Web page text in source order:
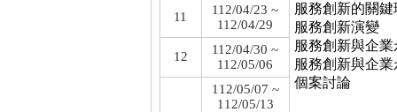
服務創新的關
服務創新演變
服務創新與企
服務創新與企
個案討論
11
112/04/23 ~
112/04/29
12
112/04/30 ~
112/05/06
112/05/07 ~
112/05/13